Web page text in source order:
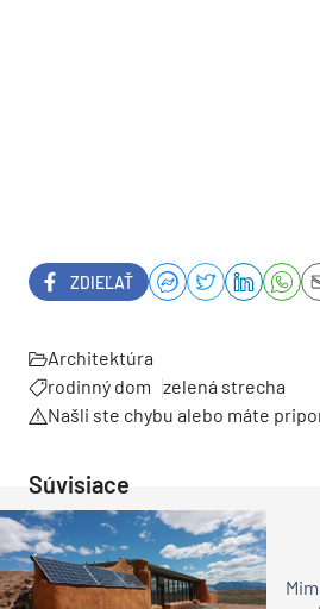
ZDIEĽAŤ
Architektúra
rodinný dom zelená strecha
Našli ste chybu alebo máte
Súvisiace